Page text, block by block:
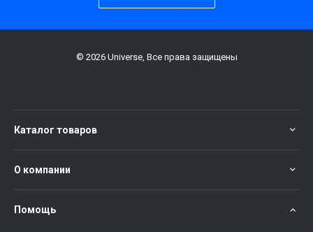
© 2026 Universe, Все права защищены
Каталог товаров
О компании
Помощь